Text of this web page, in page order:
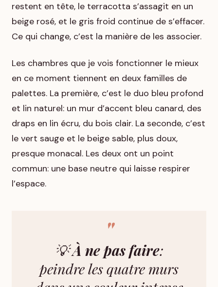
restent en tête, le terracotta s’assagit en un
beige rosé, et le gris froid continue de s’effacer.
Ce qui change, c’est la manière de les associer.
Les chambres que je vois fonctionner le mieux
en ce moment tiennent en deux familles de
palettes. La première, c’est le duo bleu profond
et lin naturel: un mur d’accent bleu canard, des
draps en lin écru, du bois clair. La seconde, c’est
le vert sauge et le beige sable, plus doux,
presque monacal. Les deux ont un point
commun: une base neutre qui laisse respirer
l’espace.
💡À ne pas faire:
peindre les quatre murs